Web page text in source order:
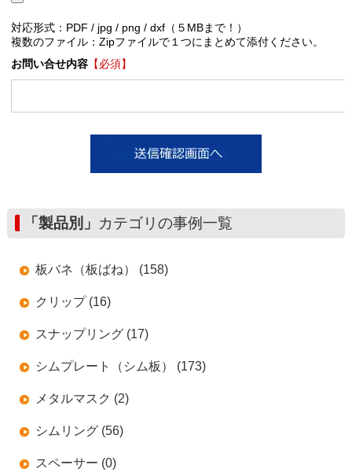
対応形式：PDF / jpg / png / dxf（５MBまで！）
複数のファイル：Zipファイルで１つにまとめて添付ください。
お問い合せ内容【必須】
「製品別」 カテゴリの事例一覧
板バネ（板ばね） (158)
クリップ (16)
スナップリング (17)
シムプレート（シム板） (173)
メタルマスク (2)
シムリング (56)
スペーサー (0)